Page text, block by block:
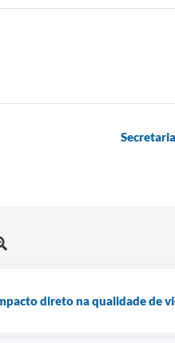
direto na qualidade de